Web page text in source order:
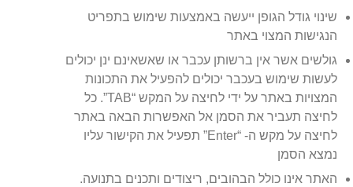
שינוי גודל הגופן ייעשה באמצעות שימוש בתפריט
הנגישות המצוי באתר
גולשים אשר אין ברשותן עכבר או שאשאינם ינן יכולים
לעשות שימוש בעכבר יכולים להפעיל את התכונות
המצויות באתר על ידי לחיצה על המקש “TAB”. כל
לחיצה תעביר את הסמן אל האפשרות הבאה באתר
לחיצה על מקש ה- “Enter” תפעיל את הקישור עליו
נמצא הסמן
האתר אינו כולל הבהובים, ריצודים ותכנים בתנועה.